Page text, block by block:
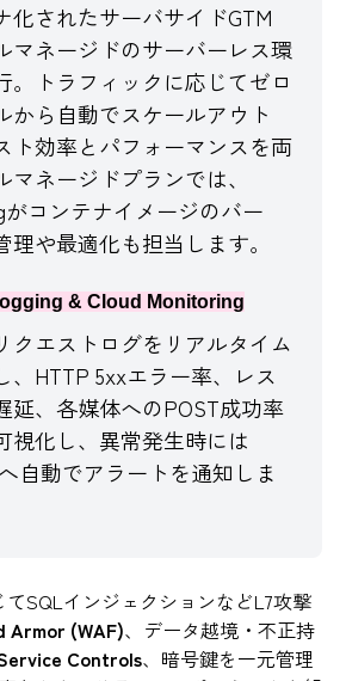
化されたサーバサイドGTM
マネージドのサーバーレス環
。トラフィックに応じてゼロ
から自動でスケールアウト
ト効率とパフォーマンスを両
マネージドプランでは、
コンテナイメージのバー
理や最適化も担当します。
& Cloud Monitoring
クエストログをリアルタイム
、HTTP 5xxエラー率、レス
延、各媒体へのPOST成功率
視化し、異常発生時には
自動でアラートを通知しま
てSQLインジェクションなどL7攻撃
Armor (WAF)、データ越境・不正持
Controls、暗号鍵を一元管理